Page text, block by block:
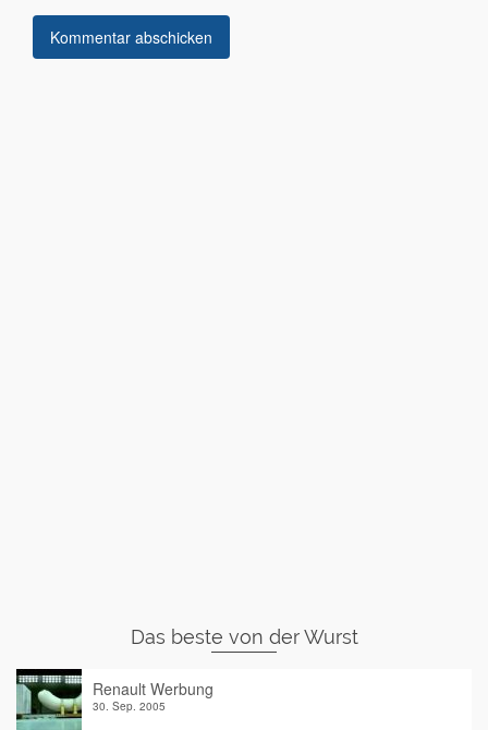
Das beste von der Wurst
Renault Werbung
30. Sep. 2005